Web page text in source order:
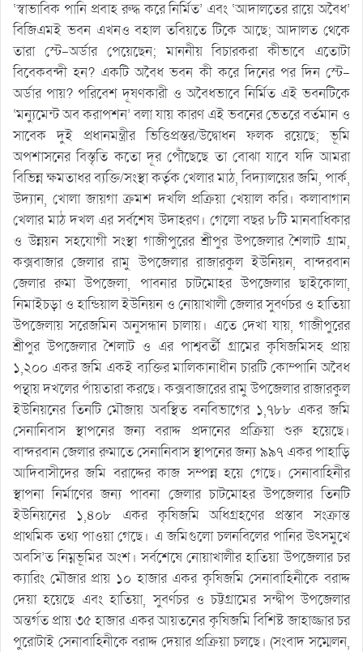
‘স্বাভাবিক পানি প্রবাহ রুদ্ধ করে নির্মিত’ এবং ‘আদালতের রায়ে অবৈধ’
বিজিএমই ভবন এখনও বহাল তবিয়তে টিকে আছে; আদালত থেকে
তারা স্টে-অর্ডার পেয়েছেন; মাননীয় বিচারকরা কীভাবে এতোটা
বিবেকবন্দী হন? একটি অবৈধ ভবন কী করে দিনের পর দিন স্টে-
অর্ডার পায়? পরিবেশ দূষণকারী ও অবৈধভাবে নির্মিত এই ভবনটিকে
‘মন্যুমেন্ট অব করাপশন’ বলা যায় কারণ এই ভবনের ভেতরে বর্তমান ও
সাবেক দুই প্রধানমন্ত্রীর ভিত্তিপ্রস্তর/উদ্বোধন ফলক রয়েছে; ভূমি
অপশাসনের বিস্তৃতি কতো দূর পৌঁছেছে তা বোঝা যাবে যদি আমরা
বিভিন্ন ক্ষমতাধর ব্যক্তি/সংস্থা কর্তৃক খেলার মাঠ, বিদ্যালয়ের জমি, পার্ক,
উদ্যান, খোলা জায়গা ক্রমশ দখলি প্রক্রিয়া খেয়াল করি। কলাবাগান
খেলার মাঠ দখল এর সর্বশেষ উদাহরণ। গেলো বছর ৮টি মানবাধিকার
ও উন্নয়ন সহযোগী সংস্থা গাজীপুরের শ্রীপুর উপজেলার শৈলাট গ্রাম,
কক্সবাজার জেলার রামু উপজেলার রাজারকুল ইউনিয়ন, বান্দরবান
জেলার রুমা উপজেলা, পাবনার চাটমোহর উপজেলার ছাইকোলা,
নিমাইচড়া ও হান্ডিয়াল ইউনিয়ন ও নোয়াখালী জেলার সুবর্ণচর ও হাতিয়া
উপজেলায় সরেজমিন অনুসন্ধান চালায়। এতে দেখা যায়, গাজীপুরের
শ্রীপুর উপজেলার শৈলাট ও এর পাশ্ববর্তী গ্রামের কৃষিজমিসহ প্রায়
১,২০০ একর জমি একই ব্যক্তির মালিকানাধীন চারটি কোম্পানি অবৈধ
পন্থায় দখলের পাঁয়তারা করছে। কক্সবাজারের রামু উপজেলার রাজারকুল
ইউনিয়নের তিনটি মৌজায় অবস্থিত বনবিভাগের ১,৭৮৮ একর জমি
সেনানিবাস স্থাপনের জন্য বরাদ্দ প্রদানের প্রক্রিয়া শুরু হয়েছে।
বান্দরবান জেলার রুমাতে সেনানিবাস স্থাপনের জন্য ৯৯৭ একর পাহাড়ি
আদিবাসীদের জমি বরাদ্দের কাজ সম্পন্ন হয়ে গেছে। সেনাবাহিনীর
স্থাপনা নির্মাণের জন্য পাবনা জেলার চাটমোহর উপজেলার তিনটি
ইউনিয়নের ১,৪০৮ একর কৃষিজমি অধিগ্রহণের প্রস্তাব সংক্রান্ত
প্রাথমিক তথ্য পাওয়া গেছে। এ জমিগুলো চলনবিলের পানির উৎসমুখে
অবসি’ত নিম্নভূমির অংশ। সর্বশেষে নোয়াখালীর হাতিয়া উপজেলার চর
ক্যারিং মৌজার প্রায় ১০ হাজার একর কৃষিজমি সেনাবাহিনীকে বরাদ্দ
দেয়া হয়েছে এবং হাতিয়া, সুবর্ণচর ও চট্টগ্রামের সন্দ্বীপ উপজেলার
অন্তর্গত প্রায় ৩৫ হাজার একর আয়তনের কৃষিজমি বিশিষ্ট জাহাজ্জার চর
পুরোটাই সেনাবাহিনীকে বরাদ্দ দেয়ার প্রক্রিয়া চলছে। (সংবাদ সম্মেলন,